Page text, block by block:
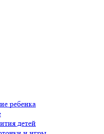
ребенка
детей